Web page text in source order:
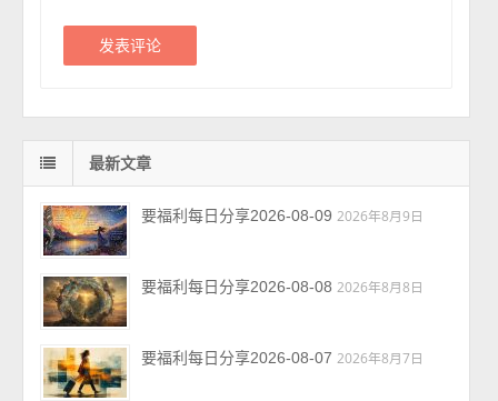
最新文章
要福利每日分享2026-08-09 2026年8月9日
要福利每日分享2026-08-08 2026年8月8日
要福利每日分享2026-08-07 2026年8月7日